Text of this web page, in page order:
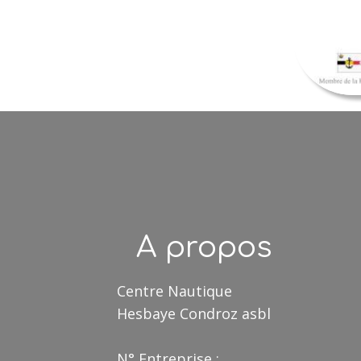
A propos
Centre Nautique
Hesbaye Condroz asbl